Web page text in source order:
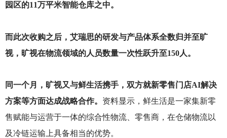
园区的11万平米智能仓库之中。
而此次收购之后，艾瑞思的研发与产品体系全数归并至旷
视，旷视在物流领域的人员数量一次性跃升至150人。
同一个月，旷视又与鲜生活携手，双方就新零售门店AI解决
方案等方面达成战略合作。 资料显示，鲜生活是一家集新零
售赋能与运营于一体的综合性物流、零售商，在仓储物流以
及冷链运输上具备相当的优势。